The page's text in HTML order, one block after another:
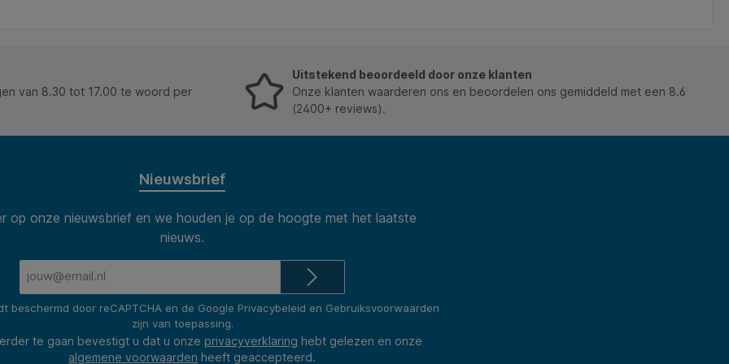
vanaf 3 jaar, geurloos, niet-ontvlambaar. *
Wasbaarheid: uitwasbaar uit kleding (tot 40 °C) en
van huid met koud water. * Samenstelling: 100%
vegan, glutenvrij en oplosmiddelvrij. * Geproduceerd
in Nederland. * Aanvullende gevareninformatie:
isothiazol-3-one en 2-methyl-2H-isothiazol-3-one)
(55965-84-9). Kan een allergische reactie
reactie veroorzaken.
sneldrogend, sterke hechting. * Veiligheid: geschikt
vanaf 3 jaar. * Samenstelling: 100% vegan, glutenvrij
en oplosmiddelvrij. * Toepassing: ideaal voor papier,
karton, hout, textiel en lichte materialen. *
Geproduceerd in Nederland. * Aanvullende
een allergische reactie veroorzaken.
van 8.30 tot 17.00 te woord per
Uitstekend beoordeeld door onze klanten
Onze klanten waarderen ons en beoordelen ons gemiddeld met een 8.6
(2400+ reviews).
Nieuwsbrief
op onze nieuwsbrief en we houden je op de hoogte met het laatste
nieuws.
beschermd door reCAPTCHA en de Google Privacybeleid en Gebruiksvoorwaarden
zijn van toepassing.
te gaan bevestigt u dat u onze privacyverklaring hebt gelezen en onze
algemene voorwaarden heeft geaccepteerd.